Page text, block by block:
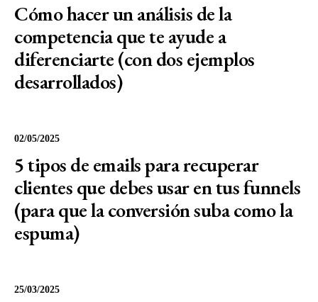
Cómo hacer un análisis de la
competencia que te ayude a
diferenciarte (con dos ejemplos
desarrollados)
5 tipos de emails para recuperar
clientes que debes usar en tus funnels
(para que la conversión suba como la
espuma)
02/05/2025
25/03/2025